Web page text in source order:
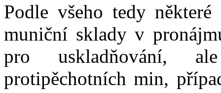
Podle všeho tedy
muniční sklady v
pro uskladňování,
protipěchotních min,